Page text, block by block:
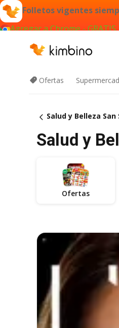
Folletos vigentes
Agregar a Chrome - GRATIS
Ofertas
Salud y Belleza
Salud y
Ofertas